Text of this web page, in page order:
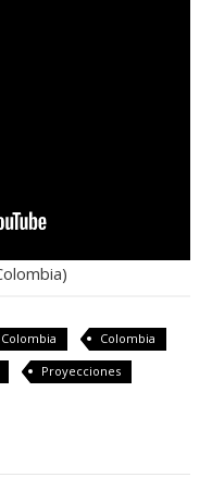
Colombia
Proyecciones